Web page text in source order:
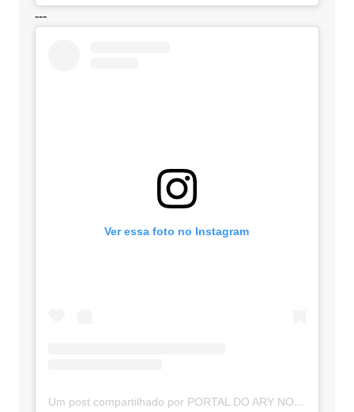
---
Ver essa foto no Instagram
Um post compartilhado por PORTAL DO ARY NOTÍCIAS (@portaldoarynoticias)